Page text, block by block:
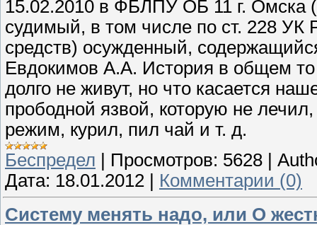
15.02.2010 в ФБЛПУ ОБ 11 г. Омска
судимый, в том числе по ст. 228 УК
средств) осужденный,
Евдокимов А.А. История в общем
долго не живут, но что касается
прободной язвой, которую не
режим, курил, пил чай и т. д.
Беспредел
Просмотров: 5628
Дата: 18.01.2012
Комментарии (0)
Систему менять надо, или О